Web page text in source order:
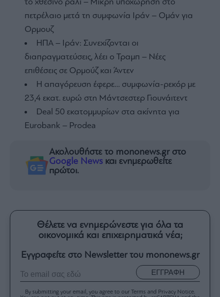
το χθεσινό ράλι – Mικρή υποχώρηση στο
πετρέλαιο μετά τη συμφωνία Ιράν – Ομάν για
Ορμουζ
ΗΠΑ – Ιράν: Συνεχίζονται οι
διαπραγματεύσεις, λέει ο Τραμπ – Νέες
επιθέσεις σε Ορμούζ και Άντεν
Η απαγόρευση έφερε… συμφωνία-ρεκόρ με
23,4 εκατ. ευρώ στη Μάντσεστερ Γιουνάιτεντ
Deal 50 εκατομμυρίων στα ακίνητα για
Eurobank – Prodea
Ακολουθήστε το mononews.gr στο
Google News και ενημερωθείτε
πρώτοι.
Θέλετε να ενημερώνεστε για όλα τα
οικονομικά και επιχειρηματικά νέα;
Εγγραφείτε στο Newsletter του mononews.gr
ΕΓΓΡΑΦΗ
By submitting your email, you agree to our Terms and Privacy Notice.